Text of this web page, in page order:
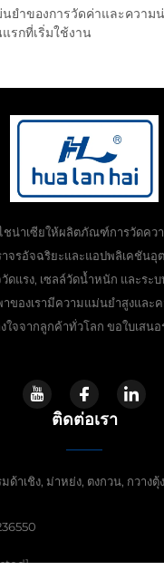
ยำของการวัดค่าและความ
รกที่เริ่มใช้งาน
ไชน่าเซียให้ผลิตภัณฑ์การวัดคว
าจรอัจฉริยะและแอปพลิเคชันอุ
ดแรง, เซลล์วัดน้ำหนัก และระ
ของเรามีความแม่นยำสูงและ
งใจจากลูกค้าทั่วโลก ขอใบเสน
ติดต่อเรา
ด้าเชิง, ม่าหย่ง, ตงกวน, กวางตุ้